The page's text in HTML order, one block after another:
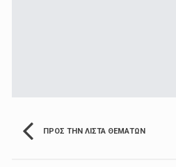
ΠΡΟΣ ΤΗΝ ΛΊΣΤΑ ΘΕΜΆΤΩΝ